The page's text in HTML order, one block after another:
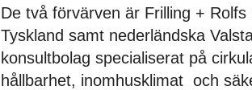
De två förvärven är Frilling +
Tyskland samt nederländska
konsultbolag specialiserat på
hållbarhet, inomhusklimat och